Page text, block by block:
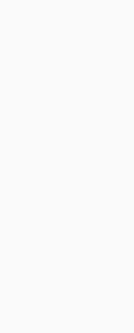
materských škôl v
prispeje k renovácii